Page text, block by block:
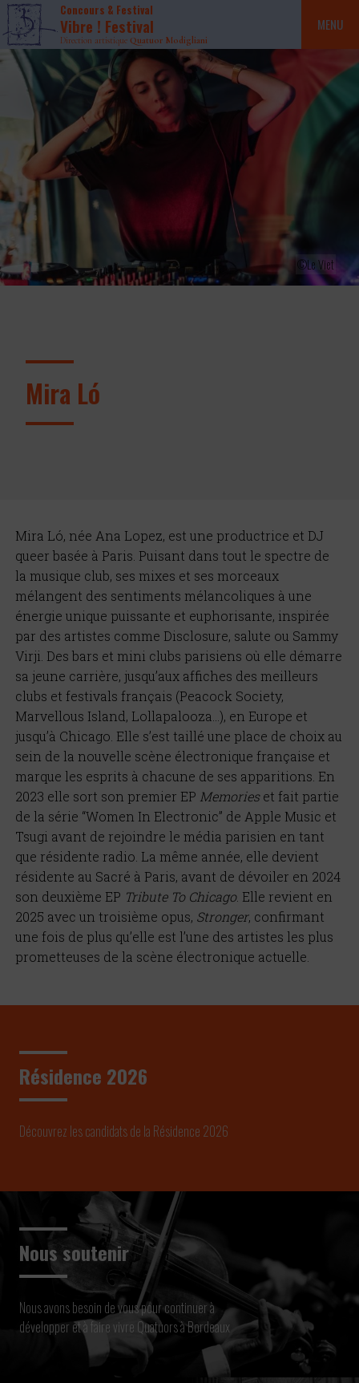
Concours & Festival
Vibre ! Festival
Direction artistique Quatuor Modigliani
MENU
©Le Viet
Mira Ló
Mira Ló, née Ana Lopez, est une productrice et DJ
queer basée à Paris. Puisant dans tout le spectre de
la musique club, ses mixes et ses morceaux
mélangent des sentiments mélancoliques à une
énergie unique puissante et euphorisante, inspirée
par des artistes comme Disclosure, salute ou Sammy
Virji. Des bars et mini clubs parisiens où elle démarre
sa jeune carrière, jusqu’aux affiches des meilleurs
clubs et festivals français (Peacock Society,
Marvellous Island, Lollapalooza…), en Europe et
jusqu’à Chicago. Elle s’est taillé une place de choix au
sein de la nouvelle scène électronique française et
marque les esprits à chacune de ses apparitions. En
2023 elle sort son premier EP Memorieset fait partie
de la série “Women In Electronic” de Apple Music et
Tsugi avant de rejoindre le média parisien en tant
que résidente radio. La même année, elle devient
résidente au Sacré à Paris, avant de dévoiler en 2024
son deuxième EP Tribute To Chicago. Elle revient en
2025 avec un troisième opus, Stronger, confirmant
une fois de plus qu’elle est l’une des artistes les plus
prometteuses de la scène électronique actuelle.
Résidence 2026
Découvrez les candidats de la Résidence 2026
Nous soutenir
Nous avons besoin de vous pour continuer à
développer et à faire vivre Quatuors à Bordeaux